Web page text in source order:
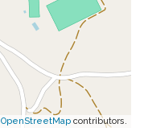
OpenStreetMap contributors.